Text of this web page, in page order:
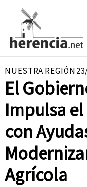
contenido
NUESTRA REGIÓN
El
Impulsa
con
Agrícola